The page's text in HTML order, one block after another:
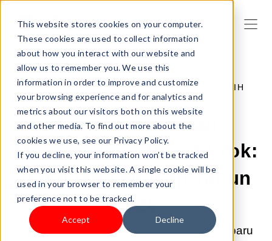
This website stores cookies on your computer.
These cookies are used to collect information
about how you interact with our website and
allow us to remember you. We use this
information in order to improve and customize
your browsing experience and for analytics and
metrics about our visitors both on this website
and other media. To find out more about the
cookies we use, see our Privacy Policy.
If you decline, your information won’t be tracked
when you visit this website. A single cookie will be
used in your browser to remember your
preference not to be tracked.
Accept Decline
2026 APR 29 09:00:02 | MENDAPATKAN LEBIH
BANYAK TRAFIK
Cara Mencari dan
Menganalisis Tren TikTok:
Panduan Lengkap Tahun
2026
Pelajari cara menemukan tren TikTok terbaru